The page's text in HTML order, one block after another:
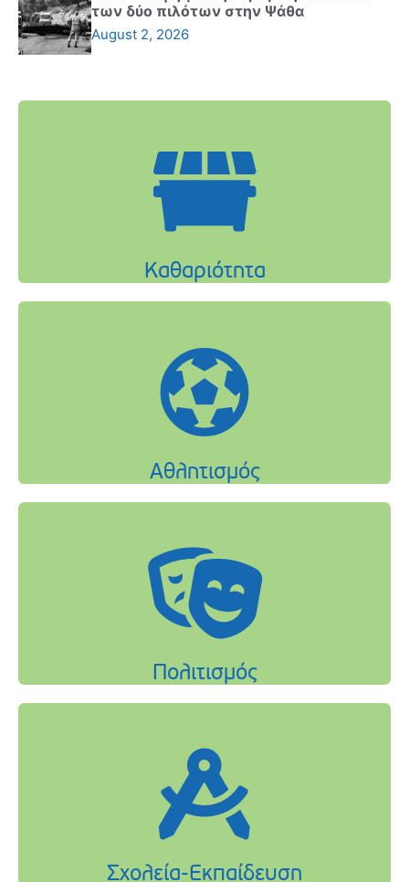
των δύο πιλότων στην Ψάθα
August 2, 2026